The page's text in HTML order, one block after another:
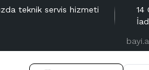
teknik servis hizmeti
14